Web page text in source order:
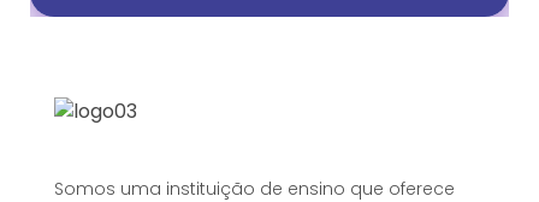
Somos uma instituição de ensino que oferece